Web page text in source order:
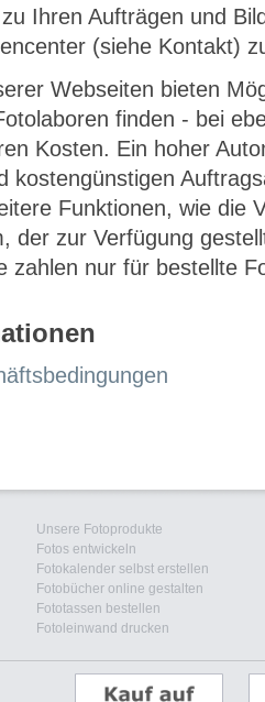
Ihren Aufträgen und
(siehe Kontakt)
Webseiten bieten
finden - bei
Kosten. Ein hoher
kostengünstigen
Funktionen, wie die
der zur Verfügung
zahlen nur für bestellte
Unsere Fotoprodukte
Fotos entwickeln
Fotokalender selbst erstellen
Fotobücher online gestalten
Fototassen bestellen
Fotoleinwand drucken